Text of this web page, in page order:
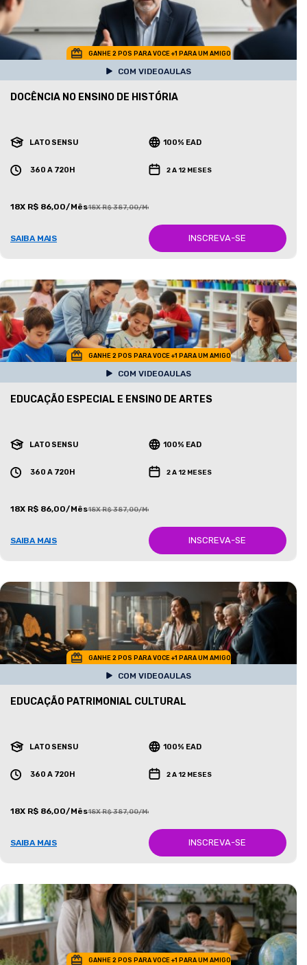
GANHE 2 POS PARA VOCE +1 PARA UM AMIGO
COM VIDEOAULAS
DOCÊNCIA NO ENSINO DE HISTÓRIA
LATO SENSU 100% EAD
360 A 720H 2 A 12 MESES
18X R$ 86,00/Mês18X R$ 387,00/Mês
SAIBA MAIS INSCREVA-SE
GANHE 2 POS PARA VOCE +1 PARA UM AMIGO
COM VIDEOAULAS
EDUCAÇÃO ESPECIAL E ENSINO DE ARTES
LATO SENSU 100% EAD
360 A 720H 2 A 12 MESES
18X R$ 86,00/Mês18X R$ 387,00/Mês
SAIBA MAIS INSCREVA-SE
GANHE 2 POS PARA VOCE +1 PARA UM AMIGO
COM VIDEOAULAS
EDUCAÇÃO PATRIMONIAL CULTURAL
LATO SENSU 100% EAD
360 A 720H 2 A 12 MESES
18X R$ 86,00/Mês18X R$ 387,00/Mês
SAIBA MAIS INSCREVA-SE
GANHE 2 POS PARA VOCE +1 PARA UM AMIGO